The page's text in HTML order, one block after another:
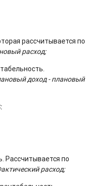
рассчитывается по
расход;
доход - плановый
Рассчитывается по
расход;